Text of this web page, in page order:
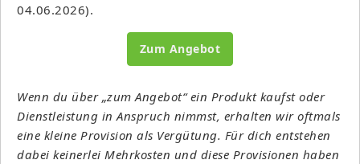
04.06.2026).
Zum Angebot
Wenn du über „zum Angebot“ ein Produkt kaufst oder
Dienstleistung in Anspruch nimmst, erhalten wir oftmals
eine kleine Provision als Vergütung. Für dich entstehen
dabei keinerlei Mehrkosten und diese Provisionen haben